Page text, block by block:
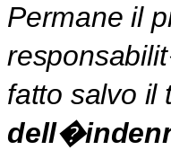
Permane il
fatto salvo